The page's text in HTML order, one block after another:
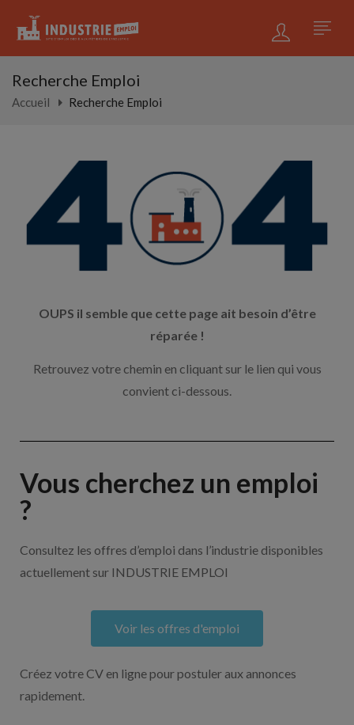
Recherche Emploi
Accueil Recherche Emploi
OUPS il semble que cette page ait besoin d’être
réparée !
Retrouvez votre chemin en cliquant sur le lien qui vous
convient ci-dessous.
Vous cherchez un emploi
?
Consultez les offres d’emploi dans l’industrie disponibles
actuellement sur INDUSTRIE EMPLOI
Voir les offres d'emploi
Créez votre CV en ligne pour postuler aux annonces
rapidement.